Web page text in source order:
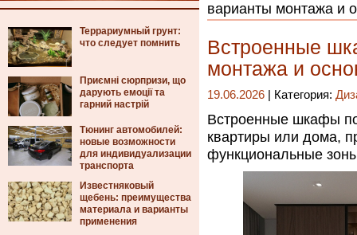
Террариумный грунт:
что следует помнить
Приємні сюрпризи, що
дарують емоції та
гарний настрій
Тюнинг автомобилей:
новые возможности
для индивидуализации
транспорта
Известняковый
щебень: преимущества
материала и варианты
применения
варианты монтажа и
Встроенные
монтажа и
19.06.2026 | Категория:
Встроенные шкафы
квартиры или дома,
функциональные